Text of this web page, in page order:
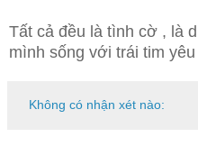
Tất cả đều là tình cờ , là
mình sống với trái tim
Không có nhận xét nào: